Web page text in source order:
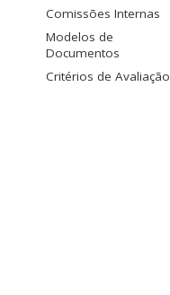
Comissões Internas
Modelos de
Documentos
Critérios de Avaliação